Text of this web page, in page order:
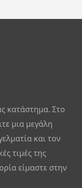
κατάστημα. Στο
μια μεγάλη
και τον
τιμές της
είμαστε στην